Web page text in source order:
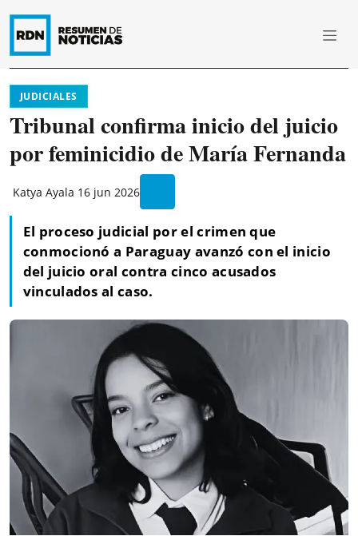
JUDICIALES
Tribunal confirma inicio del juicio
por feminicidio de María Fernanda
Katya Ayala 16 jun 2026
El proceso judicial por el crimen que
conmocionó a Paraguay avanzó con el inicio
del juicio oral contra cinco acusados
vinculados al caso.